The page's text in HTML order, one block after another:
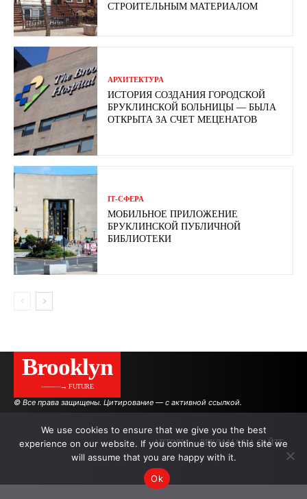
СТРОИТЕЛЬНЫМ МАТЕРИАЛОМ
АРХИТЕКТУРА
ИСТОРИЯ СОЗДАНИЯ ГОРОДСКОЙ
БРУКЛИНСКОЙ БОЛЬНИЦЫ — БЫЛА
ОТКРЫТА ЗА СЧЕТ МЕЦЕНАТОВ
ІТ-СФЕРА
МОБИЛЬНОЕ ПРИЛОЖЕНИЕ
БРУКЛИНСКОЙ ПУБЛИЧНОЙ
БИБЛИОТЕКИ
Brooklyn
———→ FUTURE
© Все права защищены. Цитирование — с активной ссылкой.
АВТОРЫ РЕКЛАМА НА САЙТЕ
We use cookies to ensure that we give you the best
experience on our website. If you continue to use this site we
will assume that you are happy with it.
Ok